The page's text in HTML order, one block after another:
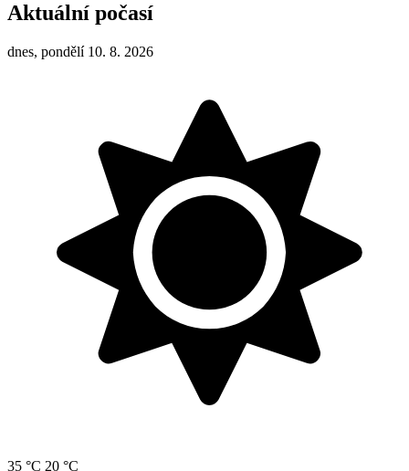
Aktuální počasí
dnes, pondělí 10. 8. 2026
35 °C 20 °C